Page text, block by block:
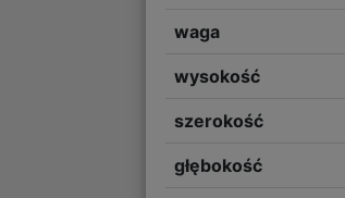
waga
wysokość
szerokość
głębokość